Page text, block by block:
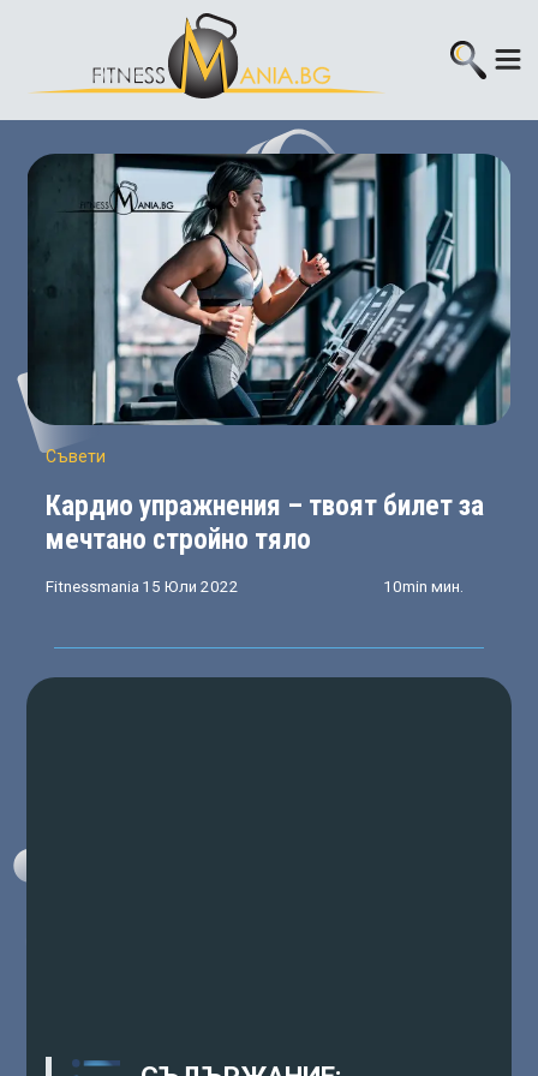
Съвети
Кардио упражнения – твоят билет за
мечтано стройно тяло
Fitnessmania 15 Юли 2022 10min мин.